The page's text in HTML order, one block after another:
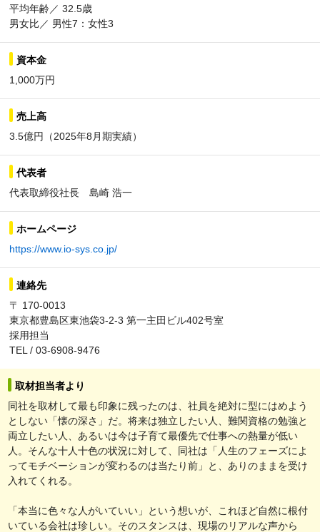
平均年齢／ 32.5歳
男女比／ 男性7：女性3
資本金
1,000万円
売上高
3.5億円（2025年8月期実績）
代表者
代表取締役社長 島崎 浩一
ホームページ
https://www.io-sys.co.jp/
連絡先
〒 170-0013
東京都豊島区東池袋3-2-3 第一主田ビル402号室
採用担当
TEL / 03-6908-9476
取材担当者より
同社を取材して最も印象に残ったのは、社員を絶対に型にはめよう
としない「懐の深さ」だ。将来は独立したい人、難関資格の勉強と
両立したい人、あるいは今は子育て最優先で仕事への熱量が低い
人。そんな十人十色の状況に対して、同社は「人生のフェーズによ
ってモチベーションが変わるのは当たり前」と、ありのままを受け
入れてくれる。
「本当に色々な人がいていい」という想いが、これほど自然に根付
いている会社は珍しい。そのスタンスは、現場のリアルな声から